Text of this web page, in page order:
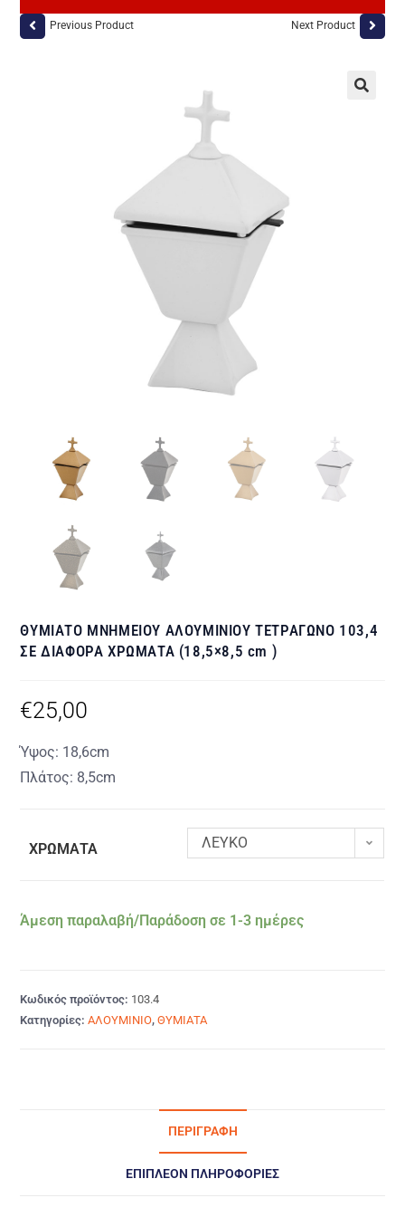
Previous Product Next Product
ΘΥΜΙΑΤΟ ΜΝΗΜΕΙΟΥ ΑΛΟΥΜΙΝΙΟΥ ΤΕΤΡΑΓΩΝΟ 103,4
ΣΕ ΔΙΑΦΟΡΑ ΧΡΩΜΑΤΑ (18,5×8,5 cm )
€25,00
Ύψος: 18,6cm
Πλάτος: 8,5cm
ΧΡΩΜΑΤΑ ΛΕΥΚΟ
Άμεση παραλαβή/Παράδοση σε 1-3 ημέρες
Κωδικός προϊόντος: 103.4
Κατηγορίες:ΑΛΟΥΜΙΝΙΟ,ΘΥΜΙΑΤΑ
ΠΕΡΙΓΡΑΦΉ
ΕΠΙΠΛΈΟΝ ΠΛΗΡΟΦΟΡΊΕΣ